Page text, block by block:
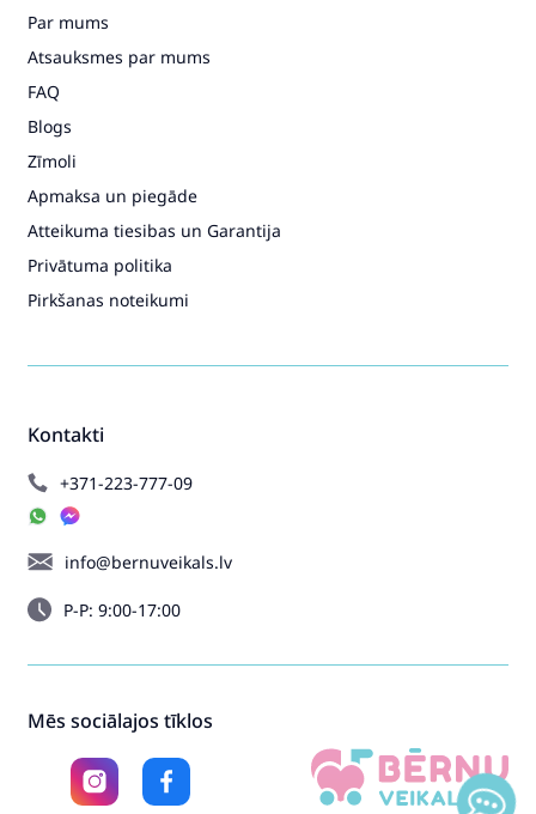
Kontakti
+371-223-777-09
info@bernuveikals.lv
P-P: 9:00-17:00
Par mums
Atsauksmes par mums
FAQ
Blogs
Zīmoli
Apmaksa un piegāde
Atteikuma tiesibas un Garantija
Privātuma politika
Pirkšanas noteikumi
Mēs sociālajos tīklos